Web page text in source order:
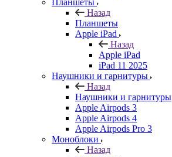
Планшеты
Назад
Планшеты
Apple iPad
Назад
Apple iPad
iPad 11 2025
Наушники и гарнитуры
Назад
Наушники и гарнитуры
Apple Airpods 3
Apple Airpods 4
Apple Airpods Pro 3
Моноблоки
Назад